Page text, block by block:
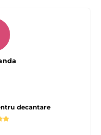
decantare